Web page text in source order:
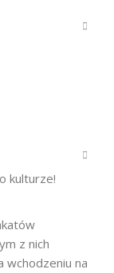
kulturze!
z nich
wchodzeniu na